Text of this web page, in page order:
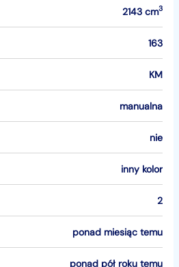
2143 cm3
163
KM
manualna
nie
inny kolor
2
ponad miesiąc temu
ponad pół roku temu